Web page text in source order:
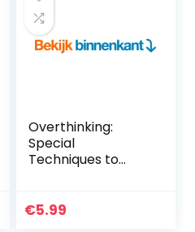
Overthinking:
Special
Techniques to
Mind and Stop All
€5.99